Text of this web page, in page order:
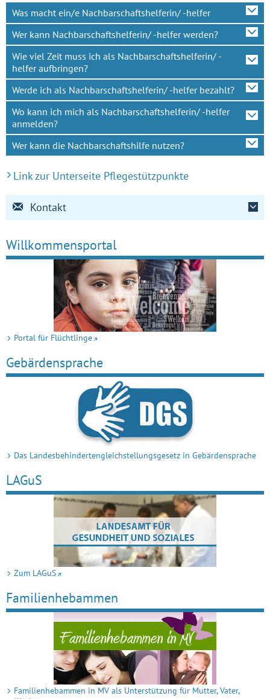
Was macht ein/e Nachbarschaftshelferin/ -helfer
Wer kann Nachbarschaftshelferin/ -helfer werden?
Wie viel Zeit muss ich als Nachbarschaftshelferin/ -
helfer aufbringen?
Werde ich als Nachbarschaftshelferin/ -helfer bezahlt?
Wo kann ich mich als Nachbarschaftshelferin/ -helfer
anmelden?
Wer kann die Nachbarschaftshilfe nutzen?
Link zur Unterseite Pflegestützpunkte
Kontakt
Willkommensportal
Portal für Flüchtlinge
Gebärdensprache
Das Landes­behin­derten­gleich­stellungs­gesetz in Ge­bärden­spra­che
LAGuS
Zum LAGuS
Familienheb­ammen
Familienhebammen in MV als Unter­stützung für Mutter, Vater,